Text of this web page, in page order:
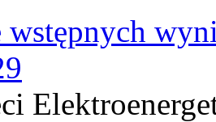
wstępnych